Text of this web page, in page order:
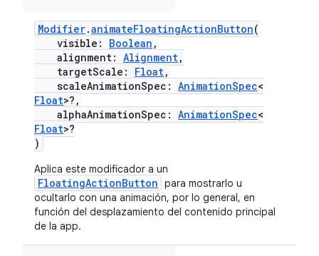
Modifier.animateFloatingActionButton(
visible: Boolean ,
alignment: Alignment,
targetScale: Float,
scaleAnimationSpec: AnimationSpec<
Float>?,
alphaAnimationSpec: AnimationSpec<
Float>?
)
Aplica este modificador a un
FloatingActionButton para mostrarlo u
ocultarlo con una animación, por lo general, en
función del desplazamiento del contenido principal
de la app.